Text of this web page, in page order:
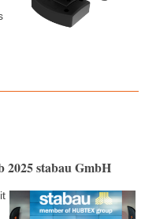
2025 stabau GmbH